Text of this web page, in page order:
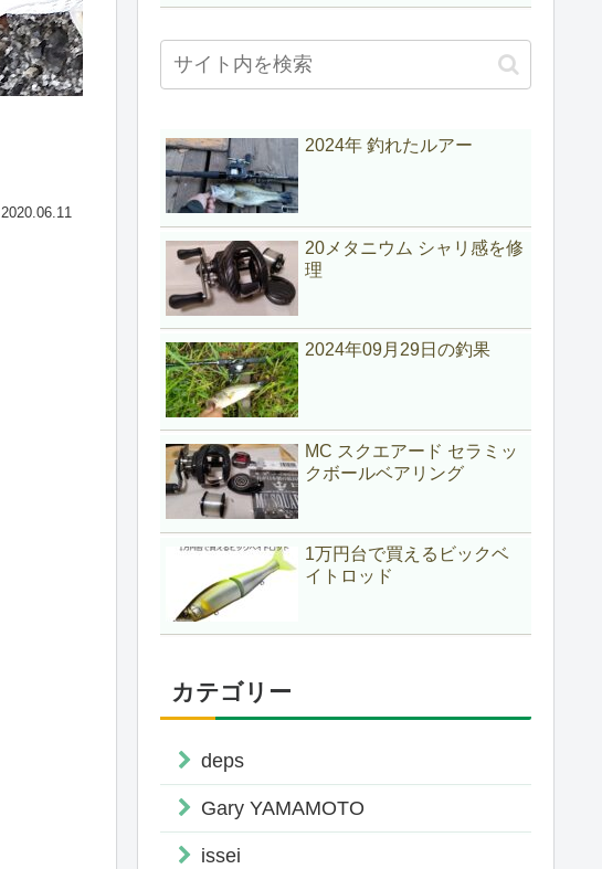
2020.06.11
2024年 釣れたルアー
20メタニウム シャリ感を修
理
2024年09月29日の釣果
MC スクエアード セラミッ
クボールベアリング
1万円台で買えるビックベ
イトロッド
カテゴリー
deps
Gary YAMAMOTO
issei